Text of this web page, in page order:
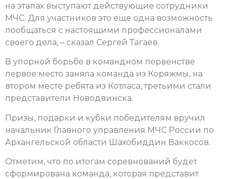
на этапах выступают действующие сотрудники
МЧС. Для участников это еще одна возможность
пообщаться с настоящими профессионалами
своего дела, – сказал Сергей Тагаев.
В упорной борьбе в командном первенстве
первое место заняла команда из Коряжмы, на
втором месте ребята из Котласа, третьими стали
представители Новодвинска.
Призы, подарки и кубки победителям вручил
начальник Главного управления МЧС России по
Архангельской области Шахобиддин Ваккосов.
Отметим, что по итогам соревнований будет
сформирована команда, которая представит